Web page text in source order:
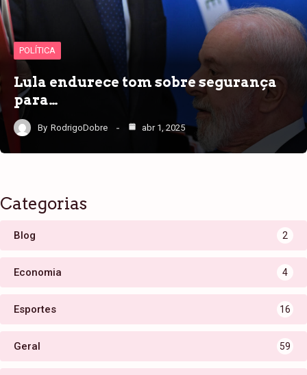
POLÍTICA
Lula endurece tom sobre segurança
para…
By RodrigoDobre abr 1, 2025
Categorias
Blog 2
Economia 4
Esportes 16
Geral 59